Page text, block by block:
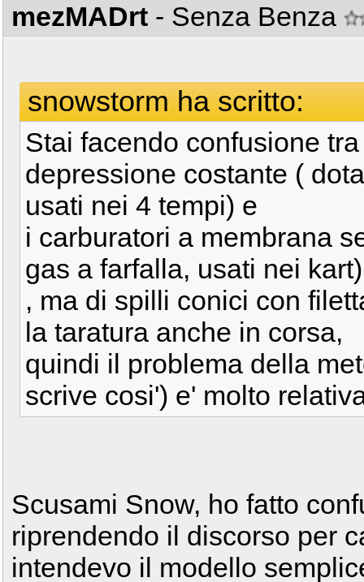
mezMADrt - Senza Benza
snowstorm ha scritto:
Stai facendo confusione
depressione costante (
usati nei 4 tempi) e
i carburatori a membrana
gas a farfalla, usati nei
, ma di spilli conici con
la taratura anche in corsa,
quindi il problema della
scrive cosi') e' molto
Scusami Snow, ho fatto
riprendendo il discorso per
intendevo il modello